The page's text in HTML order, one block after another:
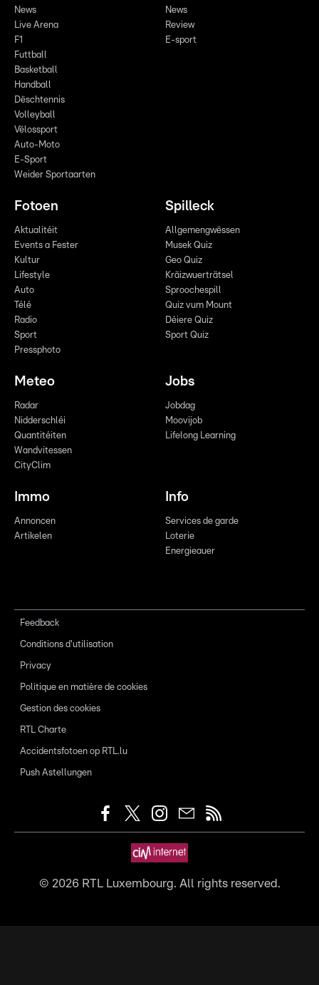
News
Live Arena
F1
Futtball
Basketball
Handball
Dëschtennis
Volleyball
Vëlossport
Auto-Moto
E-Sport
Weider Sportaarten
News
Review
E-sport
Fotoen
Aktualitéit
Events a Fester
Kultur
Lifestyle
Auto
Télé
Radio
Sport
Pressphoto
Spilleck
Allgemengwëssen
Musek Quiz
Geo Quiz
Kräizwuerträtsel
Sproochespill
Quiz vum Mount
Déiere Quiz
Sport Quiz
Meteo
Radar
Nidderschléi
Quantitéiten
Wandvitessen
CityClim
Jobs
Jobdag
Moovijob
Lifelong Learning
Immo
Annoncen
Artikelen
Info
Services de garde
Loterie
Energieauer
Feedback
Conditions d'utilisation
Privacy
Politique en matière de cookies
Gestion des cookies
RTL Charte
Accidentsfotoen op RTL.lu
Push Astellungen
© 2026RTL Luxembourg. All rights reserved.